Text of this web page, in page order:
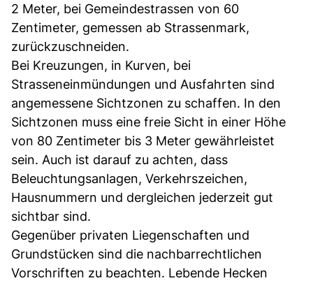
2 Meter, bei Gemeindestrassen von 60
Zentimeter, gemessen ab Strassenmark,
zurückzuschneiden.
Bei Kreuzungen, in Kurven, bei
Strasseneinmündungen und Ausfahrten sind
angemessene Sichtzonen zu schaffen. In den
Sichtzonen muss eine freie Sicht in einer Höhe
von 80 Zentimeter bis 3 Meter gewährleistet
sein. Auch ist darauf zu achten, dass
Beleuchtungsanlagen, Verkehrszeichen,
Hausnummern und dergleichen jederzeit gut
sichtbar sind.
Gegenüber privaten Liegenschaften und
Grundstücken sind die nachbarrechtlichen
Vorschriften zu beachten. Lebende Hecken